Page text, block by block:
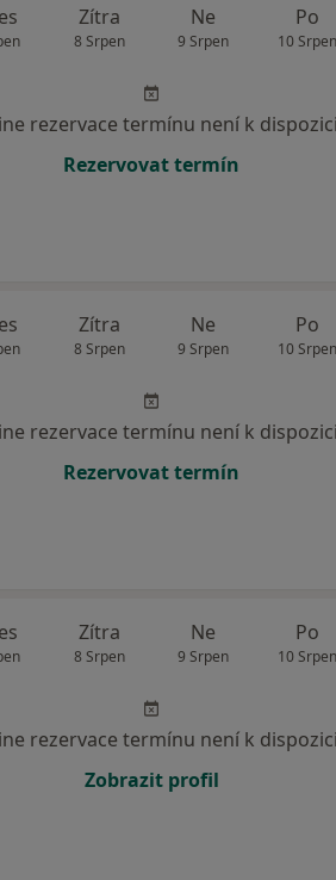
Zítra
8 Srpen
Ne
9 Srpen
Po
10 Srpen
rezervace termínu není k dispozici
Rezervovat termín
Zítra
8 Srpen
Ne
9 Srpen
Po
10 Srpen
rezervace termínu není k dispozici
Rezervovat termín
Zítra
8 Srpen
Ne
9 Srpen
Po
10 Srpen
rezervace termínu není k dispozici
Zobrazit profil